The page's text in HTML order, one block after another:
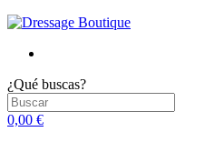
¿Qué buscas?
0,00 €